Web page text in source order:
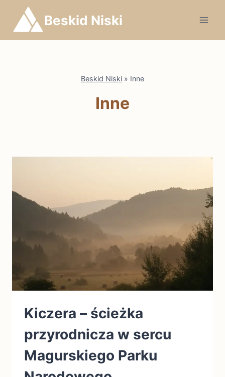
Przejdź
treści
Beskid Niski
Beskid Niski » Inne
Inne
Kiczera – ścieżka
przyrodnicza w sercu
Magurskiego Parku